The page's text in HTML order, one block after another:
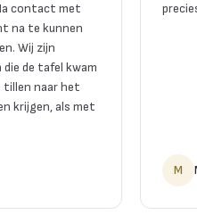
contact met
na te kunnen
Wij zijn
de tafel kwam
tillen naar het
krijgen, als met
M